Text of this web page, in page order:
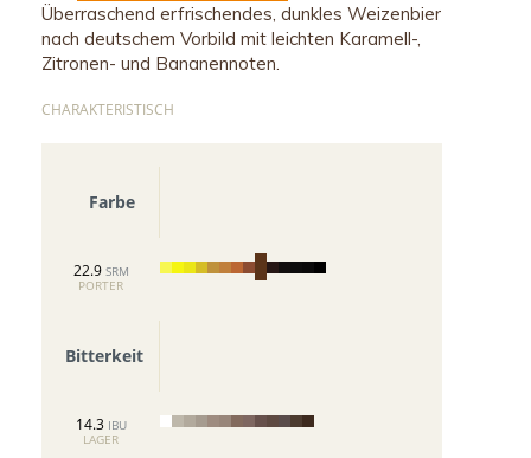
Überraschend erfrischendes, dunkles Weizenbier
nach deutschem Vorbild mit leichten Karamell-,
Zitronen- und Bananennoten.
CHARAKTERISTISCH
Farbe
22.9 SRM
PORTER
Bitterkeit
14.3 IBU
LAGER